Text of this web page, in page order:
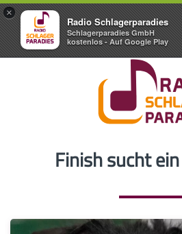
×
Radio Schlagerparadies
Schlagerparadies GmbH
kostenlos - Auf Google Play
Finish sucht